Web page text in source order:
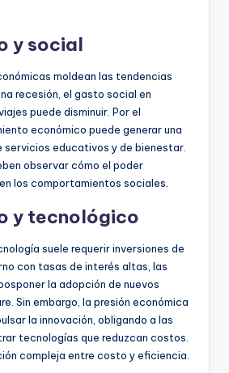
y social
moldean las tendencias
recesión, el gasto social en
puede disminuir. Por el
económico puede generar una
servicios educativos y de bienestar.
observar cómo el poder
los comportamientos sociales.
y tecnológico
suele requerir inversiones de
con tasas de interés altas, las
la adopción de nuevos
Sin embargo, la presión económica
la innovación, obligando a las
tecnologías que reduzcan costos.
compleja entre costo y eficiencia.